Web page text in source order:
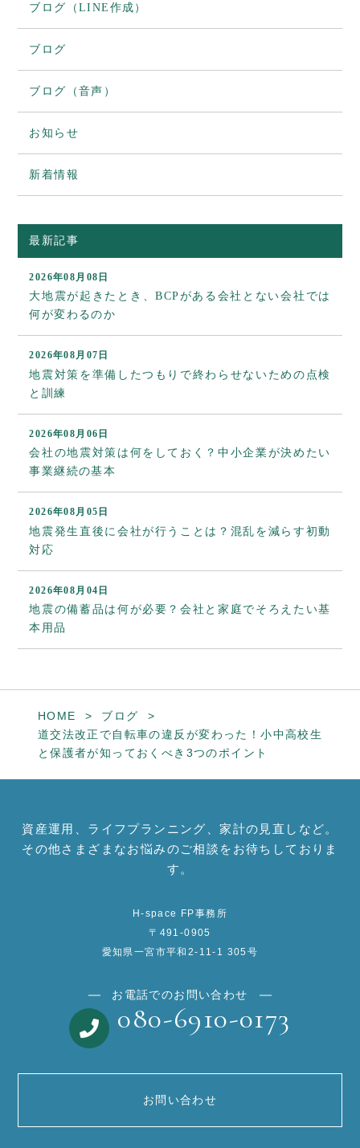
ブログ（LINE作成）
ブログ
ブログ（音声）
お知らせ
新着情報
最新記事
2026年08月08日
大地震が起きたとき、BCPがある会社とない会社では
何が変わるのか
2026年08月07日
地震対策を準備したつもりで終わらせないための点検
と訓練
2026年08月06日
会社の地震対策は何をしておく？中小企業が決めたい
事業継続の基本
2026年08月05日
地震発生直後に会社が行うことは？混乱を減らす初動
対応
2026年08月04日
地震の備蓄品は何が必要？会社と家庭でそろえたい基
本用品
HOME
ブログ
道交法改正で自転車の違反が変わった！小中高校生
と保護者が知っておくべき3つのポイント
資産運用、ライフプランニング、家計の見直しなど。
その他さまざまなお悩みのご相談をお待ちしておりま
す。
H-space FP事務所
〒491-0905
愛知県一宮市平和2-11-1 305号
お電話でのお問い合わせ
080-6910-0173
お問い合わせ